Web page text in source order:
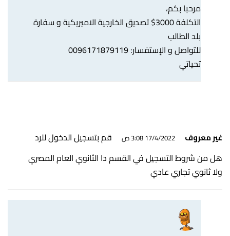
مرحبا بكم،
التكلفة 3000$ تصديق الخارجية الاميريكية و سفارة
بلد الطالب
للتواصل و الإستفسار: 0096171879119
تحياتي
غير معروف 17/4/2022 3:08 ص
قم بتسجيل الدخول للرد
هل من شروط التسجيل في القسم دا الثانوي العام المصري
ولا ثانوي تجاري عادي